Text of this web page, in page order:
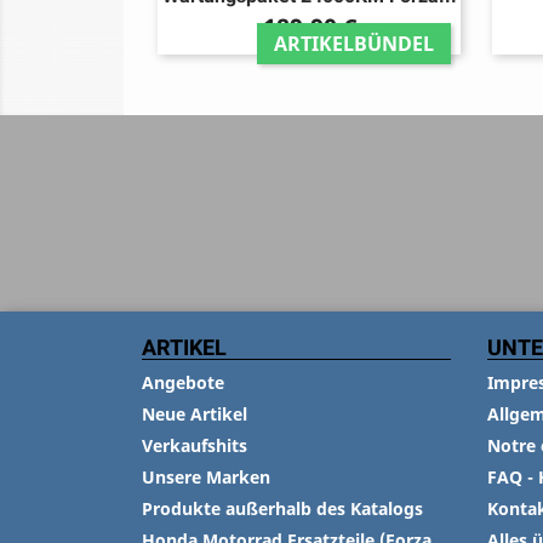
Preis
189,90 €
ARTIKELBÜNDEL
ARTIKEL
Angebote
Neue Artikel
Verkaufshits
Unsere Marken
Produkte außerhalb des Katalogs
Notre
FAQ -